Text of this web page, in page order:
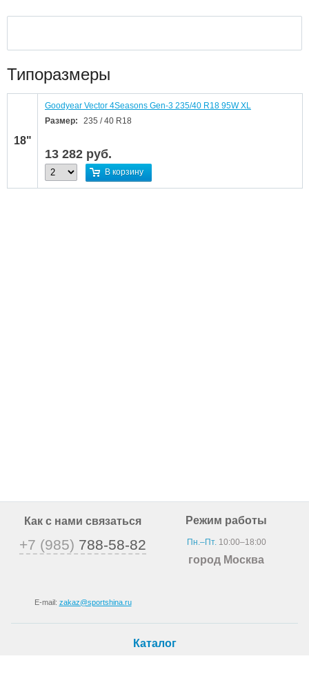
Типоразмеры
18"
Goodyear Vector 4Seasons Gen-3 235/40 R18 95W XL
Размер:
235 / 40 R18
13 282 руб.
В корзину
Как с нами связаться
+7 (985) 788-58-82
E-mail: zakaz@sportshina.ru
Режим работы
Пн.–Пт.10:00–18:00
город Москва
Каталог